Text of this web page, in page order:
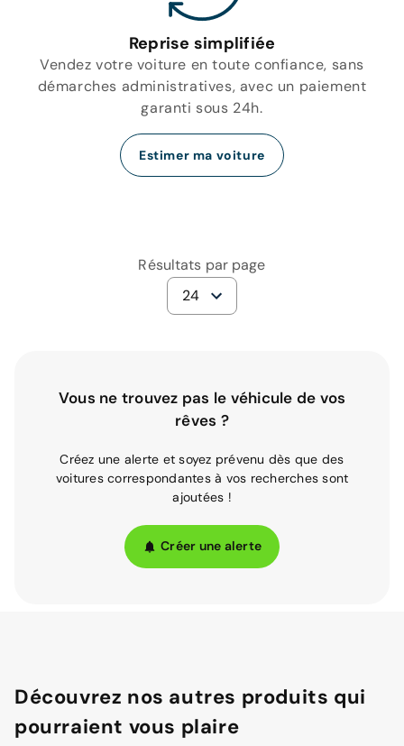
Reprise simplifiée
Vendez votre voiture en toute confiance, sans
démarches administratives, avec un paiement
garanti sous 24h.
Estimer ma voiture
Résultats par page
24
Vous ne trouvez pas le véhicule de vos
rêves ?
Créez une alerte et soyez prévenu dès que des
voitures correspondantes à vos recherches sont
ajoutées !
Créer une alerte
Découvrez nos autres produits qui
pourraient vous plaire